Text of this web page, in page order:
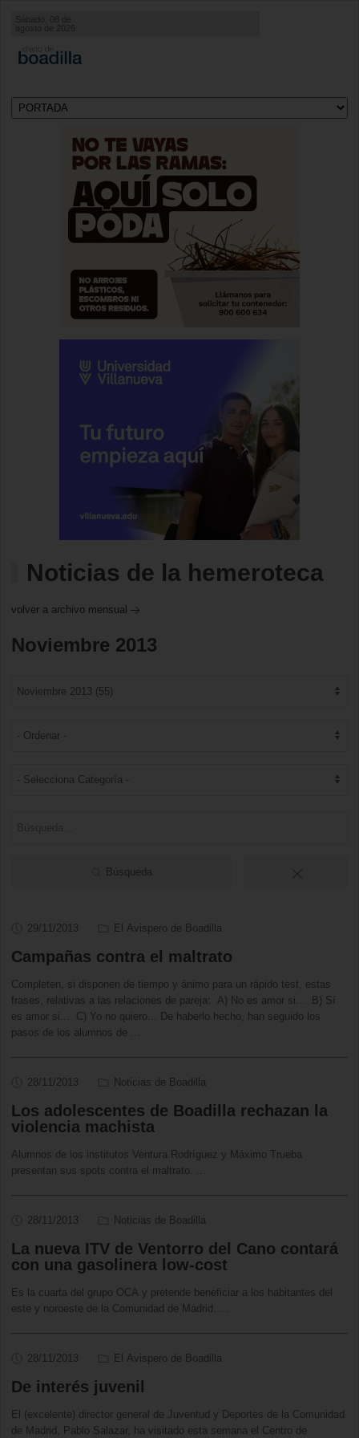
Sábado, 08 de
agosto de 2026
Noticias de la hemeroteca
volver a archivo mensual
Noviembre 2013
Búsqueda
29/11/2013 El Avispero de Boadilla
Campañas contra el maltrato
Completen, si disponen de tiempo y ánimo para un rápido test, estas
frases, relativas a las relaciones de pareja: A) No es amor si... B) Sí
es amor si... C) Yo no quiero... De haberlo hecho, han seguido los
pasos de los alumnos de
28/11/2013 Noticias de Boadilla
Los adolescentes de Boadilla rechazan la
violencia machista
Alumnos de los institutos Ventura Rodríguez y Máximo Trueba
presentan sus spots contra el maltrato.
28/11/2013 Noticias de Boadilla
La nueva ITV de Ventorro del Cano contará
con una gasolinera low-cost
Es la cuarta del grupo OCA y pretende beneficiar a los habitantes del
este y noroeste de la Comunidad de Madrid.
28/11/2013 El Avispero de Boadilla
De interés juvenil
El (excelente) director general de Juventud y Deportes de la Comunidad
de Madrid, Pablo Salazar, ha visitado esta semana el Centro de